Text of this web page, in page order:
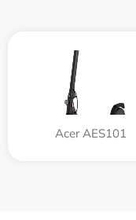
Acer AES101